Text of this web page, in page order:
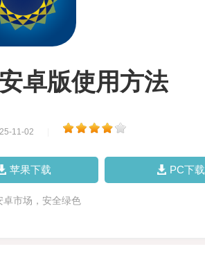
卓版使用方法
11-02
苹果下载 PC下载
卓市场，安全绿色